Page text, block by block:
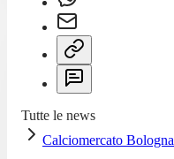
Tutte le news
Calciomercato Bologna